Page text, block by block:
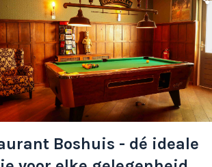
Boshuis - dé ideale